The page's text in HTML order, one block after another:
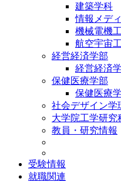
建築学科
情報メデ
機械電機
航空宇宙
経営経済学部
経営経済
保健医療学部
保健医療
社会デザイン学
大学院工学研究
教員・研究情報
受験情報
就職関連